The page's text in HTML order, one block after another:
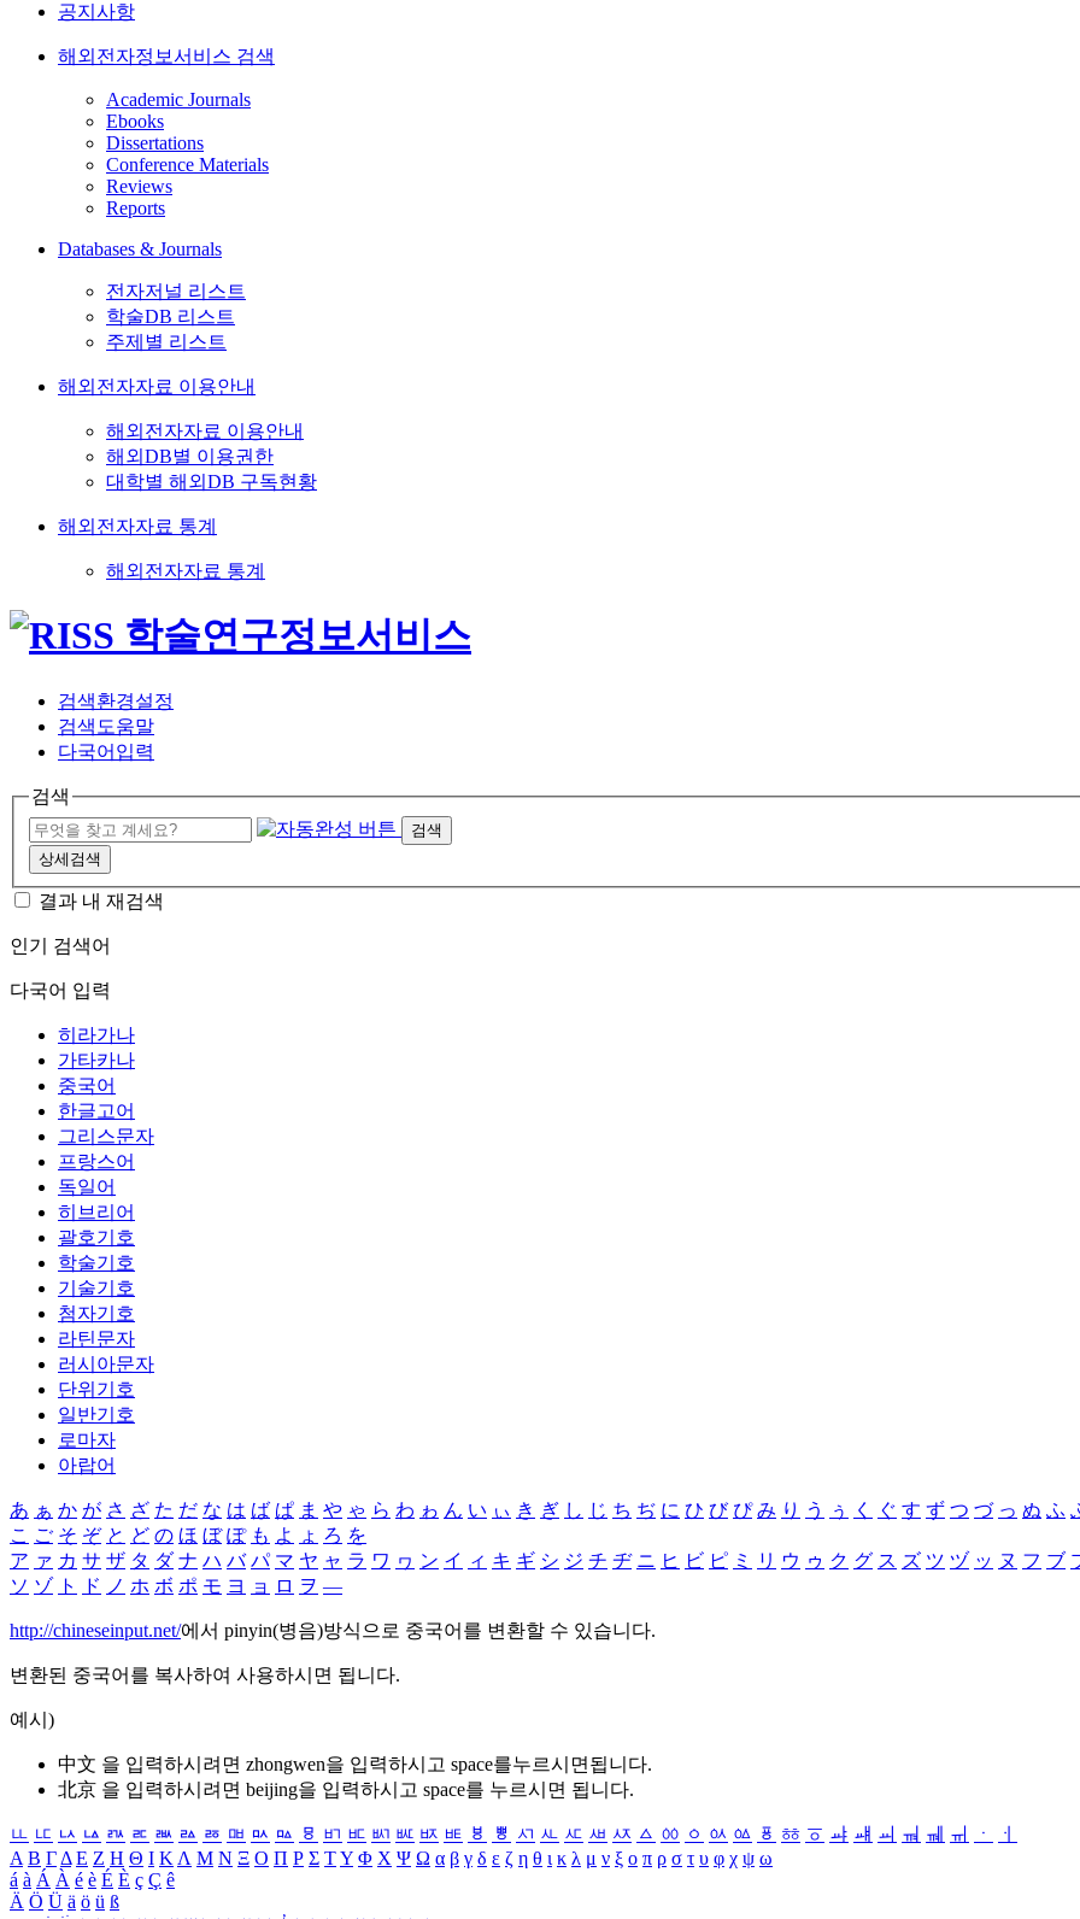
공지사항
해외전자정보서비스 검색
Academic Journals
Ebooks
Dissertations
Conference Materials
Reviews
Reports
Databases & Journals
전자저널 리스트
학술DB 리스트
주제별 리스트
해외전자자료 이용안내
해외전자자료 이용안내
해외DB별 이용권한
대학별 해외DB 구독현황
해외전자자료 통계
해외전자자료 통계
검색환경설정
검색도움말
다국어입력
검색
검색
상세검색
결과 내 재검색
인기 검색어
다국어 입력
히라가나
가타카나
중국어
한글고어
그리스문자
프랑스어
독일어
히브리어
괄호기호
학술기호
기술기호
첨자기호
라틴문자
러시아문자
단위기호
일반기호
로마자
아랍어
あ ぁ か が さ ざ た だ な は ば ぱ ま や ゃ ら わ ゎ ん い ぃ き ぎ し じ ち ぢ に ひ び ぴ み り う ぅ く ぐ す ず つ づ っ ぬ ふ
こ ご そ ぞ と ど の ほ ぼ ぽ も よ ょ ろ を
ア ァ カ サ ザ タ ダ ナ ハ バ パ マ ヤ ャ ラ ワ ヮ ン イ ィ キ ギ シ ジ チ ヂ ニ ヒ ビ ピ ミ リ ウ ゥ ク グ ス ズ ツ ヅ ッ ヌ フ ブ
ソ ゾ ト ド ノ ホ ボ ポ モ ヨ ョ ロ ヲ ―
http://chineseinput.net/에서 pinyin(병음)방식으로 중국어를 변환할 수 있습니다.
변환된 중국어를 복사하여 사용하시면 됩니다.
예시)
中文 을 입력하시려면 zhongwen을 입력하시고 space를누르시면됩니다.
北京 을 입력하시려면 beijing을 입력하시고 space를 누르시면 됩니다.
ㅥ ㅦ ㅧ ㅨ ㅩ ㅪ ㅫ ㅬ ㅭ ㅮ ㅯ ㅰ ㅱ ㅲ ㅳ ㅴ ㅵ ㅶ ㅷ ㅸ ㅹ ㅺ ㅻ ㅼ ㅽ ㅾ ㅿ ㆀ ㆁ ㆂ ㆃ ㆄ ㆅ ㆆ ㆇ ㆈ ㆉ ㆊ ㆋ ㆌ ㆍ
ㆎ
Α Β ΓΔ Ε Ζ Η Θ Ι ΚΛ Μ Ν Ξ Ο Π Ρ Σ ΤΥ Φ Χ Ψ Ω α β γ δ ε ζ η θ ι κ λ μ ν ξ ο π ρ σ τ υ φ χ ψ ω
á à Á À é è É È ç Ç ê
Ä Ö Ü ä ö ü ß